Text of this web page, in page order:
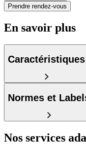
Prendre rendez-vous
En savoir plus
Caractéristiques
Normes et
Nos services